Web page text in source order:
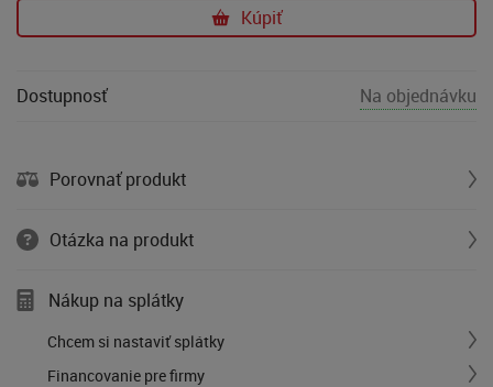
Kúpiť
Dostupnosť Na objednávku
Porovnať produkt
Otázka na produkt
Nákup na splátky
Chcem si nastaviť splátky
Financovanie pre firmy